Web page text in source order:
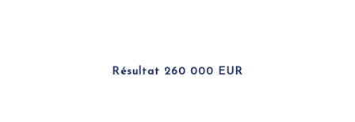
Résultat 260 000 EUR